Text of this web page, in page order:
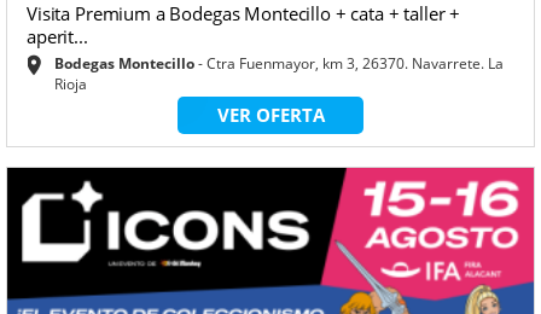
Visita Premium a Bodegas Montecillo + cata + taller +
aperit...
Bodegas Montecillo Ctra Fuenmayor, km 3, 26370. Navarrete. La
Rioja
VER OFERTA